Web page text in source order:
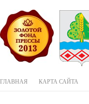
ГЛАВНАЯ КАРТА САЙТА